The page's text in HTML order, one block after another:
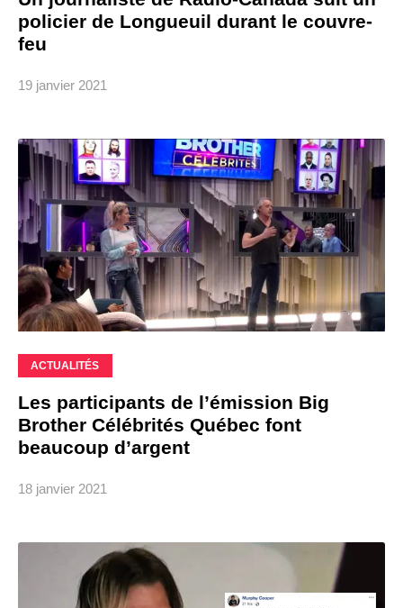
policier de Longueuil durant le couvre-
feu
19 janvier 2021
ACTUALITÉS
Les participants de l’émission Big
Brother Célébrités Québec font
beaucoup d’argent
18 janvier 2021